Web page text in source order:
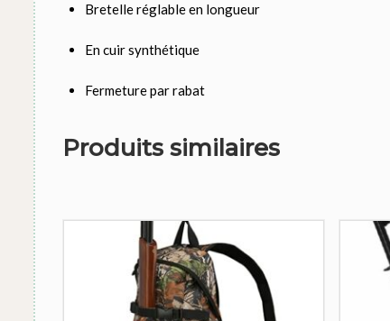
Bretelle réglable en longueur
En cuir synthétique
Fermeture par rabat
Produits similaires